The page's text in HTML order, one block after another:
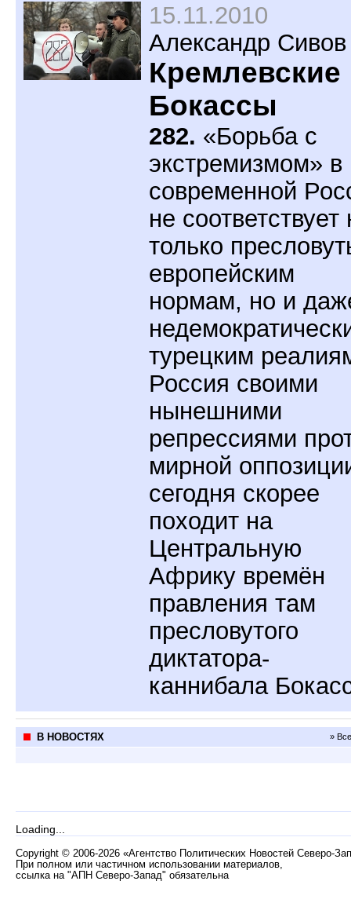
15.11.2010
Александр Сивов
Кремлевские
Бокассы
282. «Борьба с
экстремизмом» в
современной
не соответствует
только
европейским
нормам, но и
турецким
Россия своими
нынешними
репрессиями
мирной
сегодня скорее
походит на
Центральную
Африку времён
правления там
пресловутого
диктатора-
каннибала
В НОВОСТЯХ »
Loading...
Copyright © 2006-2026 «Агентство Политических Новостей Северо-
При полном или частичном использовании материалов,
ссылка на "АПН Северо-Запад" обязательна